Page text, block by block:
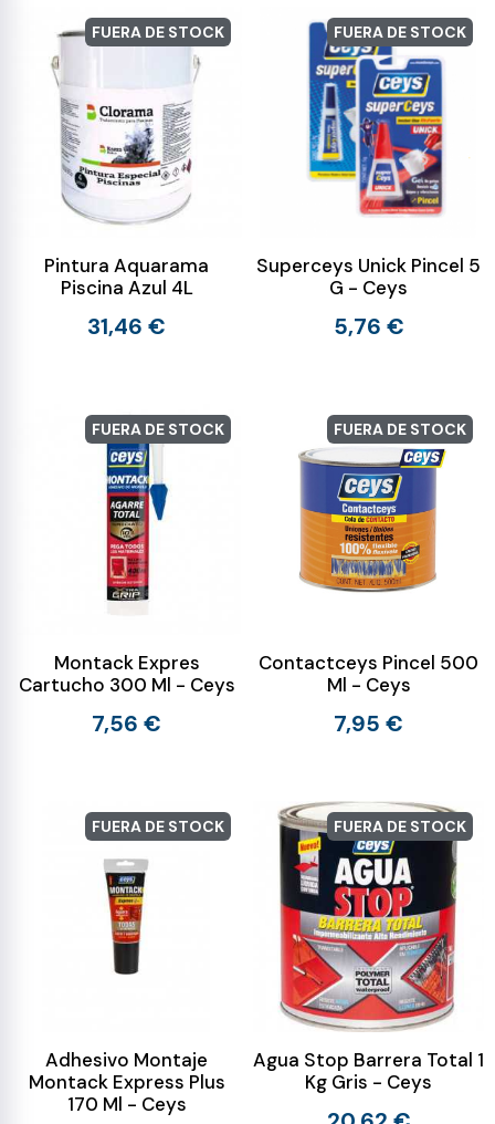
FUERA DE STOCK
Pintura Aquarama
Piscina Azul 4L
31,46 €
FUERA DE STOCK
Superceys Unick Pincel 5
G - Ceys
5,76 €
FUERA DE STOCK
Montack Expres
Cartucho 300 Ml - Ceys
7,56 €
FUERA DE STOCK
Contactceys Pincel 500
Ml - Ceys
7,95 €
FUERA DE STOCK
Adhesivo Montaje
Montack Express Plus
170 Ml - Ceys
FUERA DE STOCK
Agua Stop Barrera Total 1
Kg Gris - Ceys